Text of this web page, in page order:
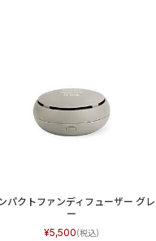
パクトファンディフューザー グレ
ー
5,500